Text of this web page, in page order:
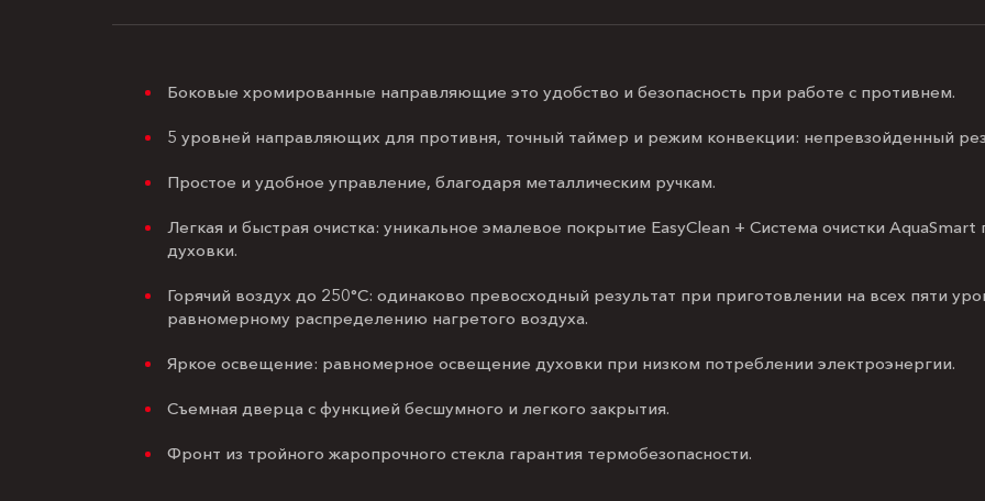
Боковые хромированные направляющие это удобство и безопасность при работе с противнем.
5 уровней направляющих для противня, точный таймер и режим конвекции: непревзойденный
Простое и удобное управление, благодаря металлическим ручкам.
Легкая и быстрая очистка: уникальное эмалевое покрытие EasyClean + Система очистки
духовки.
Горячий воздух до 250°C: одинаково превосходный результат при приготовлении на всех пяти
равномерному распределению нагретого воздуха.
Яркое освещение: равномерное освещение духовки при низком потреблении электроэнергии.
Съемная дверца с функцией бесшумного и легкого закрытия.
Фронт из тройного жаропрочного стекла гарантия термобезопасности.